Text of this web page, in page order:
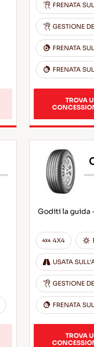
FRENATA
GESTIONE
FRENATA
FRENATA
TROVA
Goditi la guida
4X4
USATA
GESTIONE
FRENATA
TROVA